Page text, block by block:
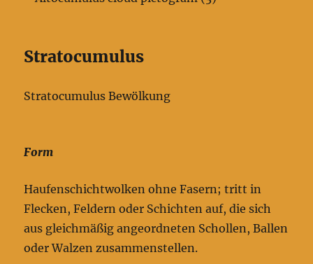
Stratocumulus
Stratocumulus Bewölkung
Form
Haufenschichtwolken ohne Fasern; tritt in
Flecken, Feldern oder Schichten auf, die sich
aus gleichmäßig angeordneten Schollen, Ballen
oder Walzen zusammenstellen.